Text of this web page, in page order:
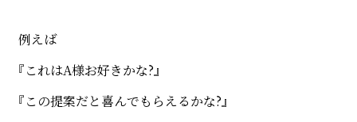
例えば
『これはA様お好きかな?』
『この提案だと喜んでもらえるかな?』